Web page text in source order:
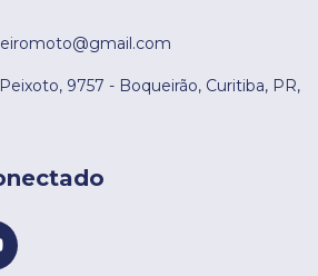
9757 - Boqueirão, Curitiba, PR,